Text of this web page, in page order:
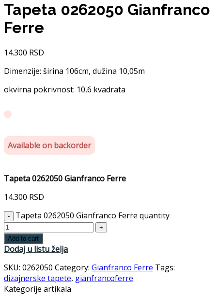
Tapeta 0262050 Gianfranco
Ferre
14.300 RSD
Dimenzije: širina 106cm, dužina 10,05m
okvirna pokrivnost: 10,6 kvadrata
Available on backorder
Tapeta 0262050 Gianfranco Ferre
14.300 RSD
Tapeta 0262050 Gianfranco Ferre quantity
Add to cart
Dodaj u listu želja
SKU: 0262050 Category: Gianfranco Ferre Tags:
dizajnerske tapete, gianfrancoferre
Kategorije artikala